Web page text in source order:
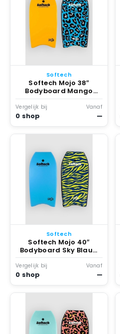
Softech
Softech Mojo 38″
Bodyboard Mango
Leopard
Vergelijk bij
0 shop
Vanaf
—
Softech
Softech Mojo 40″
Bodyboard Sky Blauw
Zebra
Vergelijk bij
0 shop
Vanaf
—